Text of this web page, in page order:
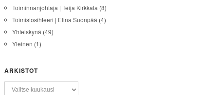
Toiminnanjohtaja | Teija Kirkkala (8)
Toimistosihteeri | Elina Suonpää (4)
Yhteiskynä (49)
Yleinen (1)
ARKISTOT